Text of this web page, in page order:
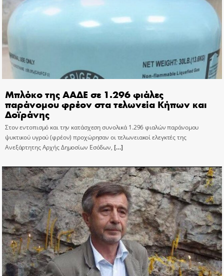
Μπλόκο της ΑΑΔΕ σε 1.296 φιάλες
παράνομου φρέον στα τελωνεία Κήπων και
Δοϊράνης
Στον εντοπισμό και την κατάσχεση συνολικά 1.296 φιαλών παράνομου
ψυκτικού υγρού (φρέον) προχώρησαν οι τελωνειακοί ελεγκτές της
Ανεξάρτητης Αρχής Δημοσίων Εσόδων, […]